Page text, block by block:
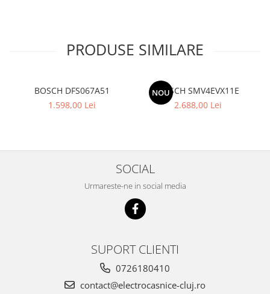
PRODUSE SIMILARE
BOSCH DFS067A51
1.598,00 Lei
NOU
BOSCH SMV4EVX11E
2.688,00 Lei
SOCIAL
Urmareste-ne in social media
SUPORT CLIENTI
0726180410
contact@electrocasnice-cluj.ro